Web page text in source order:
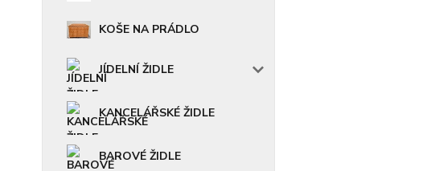
KOŠE NA PRÁDLO
JÍDELNÍ ŽIDLE
KANCELÁŘSKÉ ŽIDLE
BAROVÉ ŽIDLE